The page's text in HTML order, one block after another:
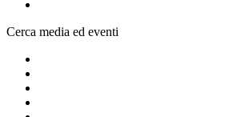
Cerca media ed eventi